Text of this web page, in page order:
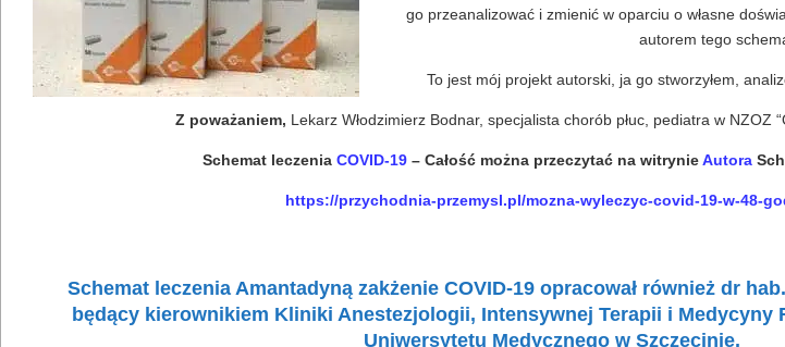
go przeanalizować i zmienić w oparciu o własne
autorem tego
To jest mój projekt autorski, ja go stworzyłem,
Z poważaniem, Lekarz Włodzimierz Bodnar, specjalista chorób płuc, pediatra w NZOZ
Schemat leczenia COVID-19 – Całość można przeczytać na witrynieAutora
https://przychodnia-przemysl.pl/mozna-wyleczyc-covid-19-w-48-
Schemat leczenia Amantadyną zakżenie COVID-19 opracował również dr
będący kierownikiem Kliniki Anestezjologii, Intensywnej Terapii i Medycyny
Uniwersytetu Medycznego w Szczecinie.